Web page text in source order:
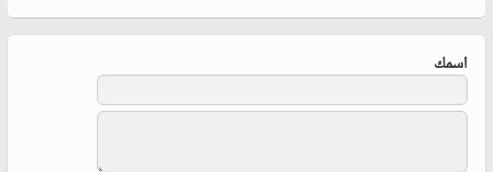
‏اسمك ‏